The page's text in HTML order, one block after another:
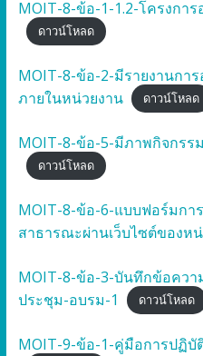
MOIT-8-ข้อ-1-1.2-โครงกา
ดาวน์โหลด
MOIT-8-ข้อ-2-มีรายงานกา
ภายในหน่วยงาน
ดาวน์โหลด
MOIT-8-ข้อ-5-มีภาพกิจกรร
ดาวน์โหลด
MOIT-8-ข้อ-6-แบบฟอร์มกา
สาธารณะผ่านเว็บไซต์ของห
MOIT-8-ข้อ-3-บันทึกข้อควา
ประชุม-อบรม-1
ดาวน์โหลด
MOIT-9-ข้อ-1-คู่มือการปฏิบั